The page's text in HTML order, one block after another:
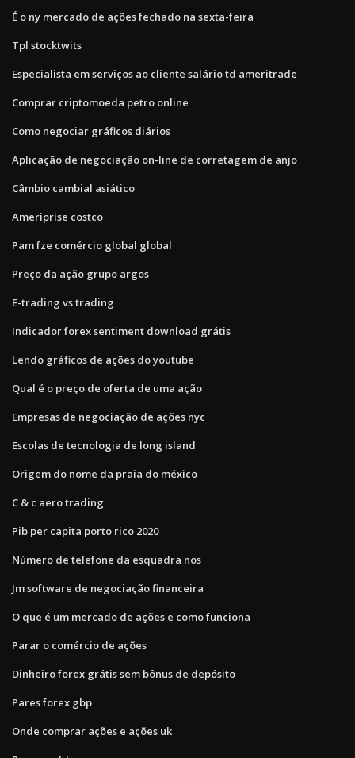
É o ny mercado de ações fechado na sexta-feira
Tpl stocktwits
Especialista em serviços ao cliente salário td ameritrade
Comprar criptomoeda petro online
Como negociar gráficos diários
Aplicação de negociação on-line de corretagem de anjo
Câmbio cambial asiático
Ameriprise costco
Pam fze comércio global global
Preço da ação grupo argos
E-trading vs trading
Indicador forex sentiment download grátis
Lendo gráficos de ações do youtube
Qual é o preço de oferta de uma ação
Empresas de negociação de ações nyc
Escolas de tecnologia de long island
Origem do nome da praia do méxico
C & c aero trading
Pib per capita porto rico 2020
Número de telefone da esquadra nos
Jm software de negociação financeira
O que é um mercado de ações e como funciona
Parar o comércio de ações
Dinheiro forex grátis sem bônus de depósito
Pares forex gbp
Onde comprar ações e ações uk